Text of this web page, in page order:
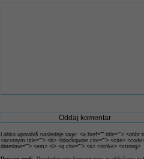
Lahko uporabiš naslednje tage: <a href="" title=""> <abbr
<acronym title=""> <b> <blockquote cite=""> <cite>
datetime=""> <em> <i> <q cite=""> <s> <strike> <strong>